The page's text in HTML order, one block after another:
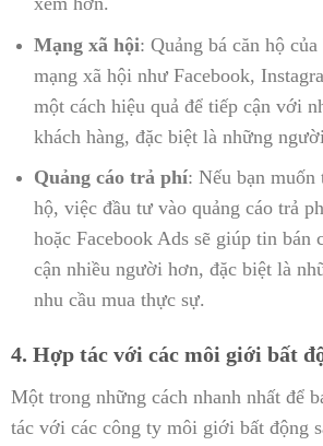
Mạng xã hội: Quảng bá căn hộ
mạng xã hội như Facebook,
một cách hiệu quả để tiếp cận với
khách hàng, đặc biệt là những
Quảng cáo trả phí: Nếu bạn muốn
hộ, việc đầu tư vào quảng cáo trả
hoặc Facebook Ads sẽ giúp tin bán
cận nhiều người hơn, đặc biệt là
nhu cầu mua thực sự.
4. Hợp tác với các môi giới bất
Một trong những cách nhanh nhất để
tác với các công ty môi giới bất động